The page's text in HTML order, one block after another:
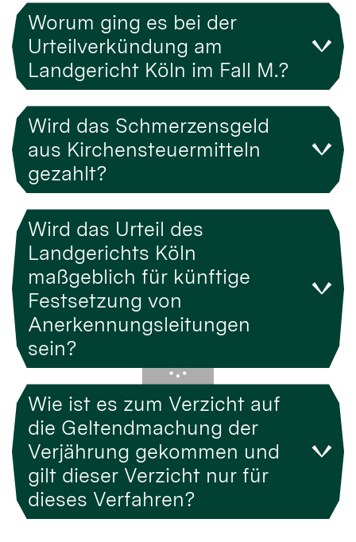
Worum ging es bei der
Urteilverkündung am
Landgericht Köln im Fall M.?
Wird das Schmerzensgeld
aus Kirchensteuermitteln
gezahlt?
Wird das Urteil des
Landgerichts Köln
maßgeblich für künftige
Festsetzung von
Anerkennungsleitungen
sein?
Wie ist es zum Verzicht auf
die Geltendmachung der
Verjährung gekommen und
gilt dieser Verzicht nur für
dieses Verfahren?